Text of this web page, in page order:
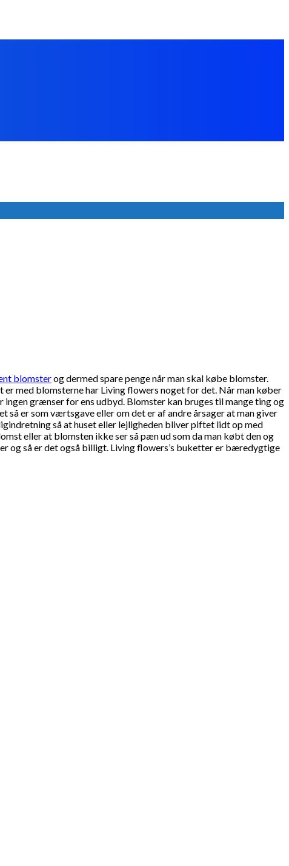
blomsterog dermed spare penge når man skal købe blomster.
med blomsterne har Living flowers noget for det. Når man køber
ingen grænser for ens udbyd. Blomster kan bruges til mange ting og
så er som værtsgave eller om det er af andre årsager at man giver
så at huset eller lejligheden bliver piftet lidt op med
eller at blomsten ikke ser så pæn ud som da man købt den og
og så er det også billigt. Living flowers’s buketter er bæredygtige